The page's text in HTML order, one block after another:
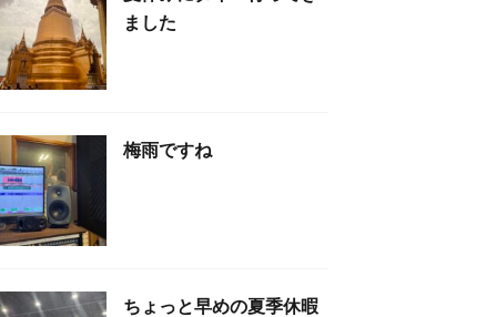
ました
梅雨ですね
ちょっと早めの夏季休暇